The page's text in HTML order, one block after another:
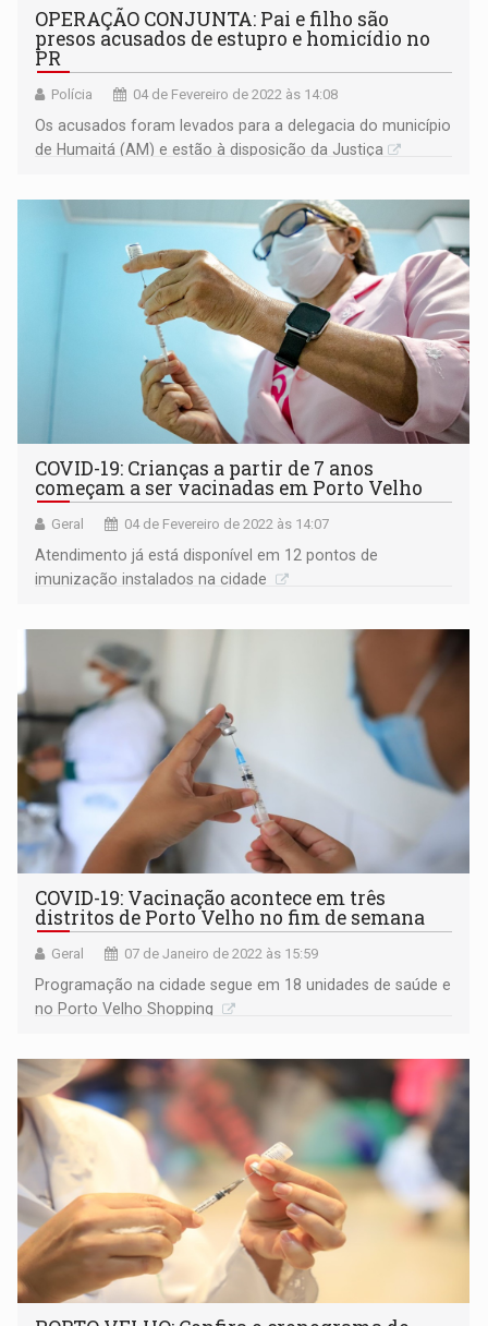
OPERAÇÃO CONJUNTA: Pai e filho são
presos acusados de estupro e homicídio no
PR
Polícia 04 de Fevereiro de 2022 às 14:08
Os acusados foram levados para a delegacia do município
de Humaitá (AM) e estão à disposição da Justiça
COVID-19: Crianças a partir de 7 anos
começam a ser vacinadas em Porto Velho
Geral 04 de Fevereiro de 2022 às 14:07
Atendimento já está disponível em 12 pontos de
imunização instalados na cidade
COVID-19: Vacinação acontece em três
distritos de Porto Velho no fim de semana
Geral 07 de Janeiro de 2022 às 15:59
Programação na cidade segue em 18 unidades de saúde e
no Porto Velho Shopping